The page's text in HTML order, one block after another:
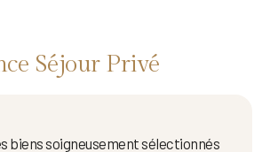
Séjour Privé
biens soigneusement sélectionnés